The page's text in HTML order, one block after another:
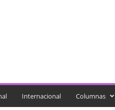
Internacional Columnas